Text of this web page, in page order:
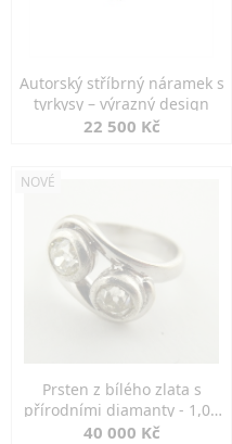
Autorský stříbrný náramek s
tyrkysy – výrazný design
22 500 Kč
NOVÉ
Prsten z bílého zlata s
přírodními diamanty - 1,00
ct
40 000 Kč